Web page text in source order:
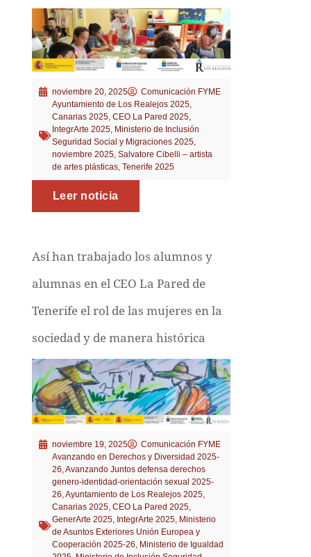
noviembre 20, 2025
Comunicación FYME
Ayuntamiento de Los Realejos 2025,
Canarias 2025, CEO La Pared 2025,
IntegrArte 2025, Ministerio de Inclusión
Seguridad Social y Migraciones 2025,
noviembre 2025, Salvatore Cibelli – artista
de artes plásticas, Tenerife 2025
Leer noticia
Así han trabajado los alumnos y
alumnas en el CEO La Pared de
Tenerife el rol de las mujeres en la
sociedad y de manera histórica
noviembre 19, 2025
Comunicación FYME
Avanzando en Derechos y Diversidad 2025-
26 Avanzando Juntos defensa derechos
genero-identidad-orientación sexual 2025-
26 Ayuntamiento de Los Realejos 2025,
Canarias 2025, CEO La Pared 2025,
GenerArte 2025, IntegrArte 2025, Ministerio
de Asuntos Exteriores Unión Europea y
Cooperación 2025-26 Ministerio de Igualdad